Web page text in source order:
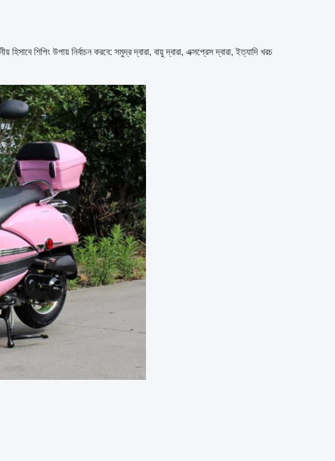
হিসাবে শিপিং উপায় নির্বাচন করবে: সমুদ্র দ্বারা, বায়ু দ্বারা, এক্সপ্রেস দ্বারা, ইত্যাদি খরচ